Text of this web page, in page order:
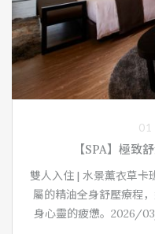
【SPA】極致
雙人入住 | 水景薰衣草卡
屬的精油全身舒壓療程
身心靈的疲憊。2026/
01